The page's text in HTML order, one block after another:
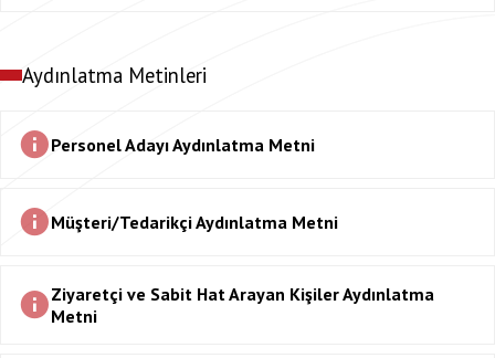
Aydınlatma Metinleri
Personel Adayı Aydınlatma Metni
Müşteri/Tedarikçi Aydınlatma Metni
Ziyaretçi ve Sabit Hat Arayan Kişiler Aydınlatma
Metni